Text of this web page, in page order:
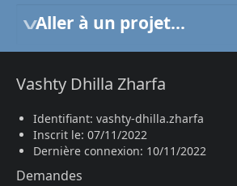
Aller à un projet...
Vashty Dhilla Zharfa
Identifiant: vashty-dhilla.zharfa
Inscrit le: 07/11/2022
Dernière connexion: 10/11/2022
Demandes